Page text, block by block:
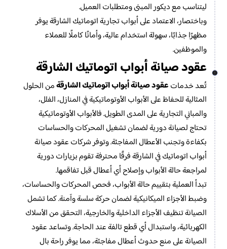
ليتناسب مع ديكور المبنى ومتطلبات العميل.
وباختصار، الاعتماد على أبواب تجارية اتوماتيك الشارقة يوفر
مظهرًا جذابًا، سهولة استخدام عالية، وأمانًا كاملًا للعملاء
والموظفين.
عقود صيانة أبواب اتوماتيك الشارقة
تُعد خدماتعقود صيانة أبواب اتوماتيك الشارقةمن الحلول
المثالية للحفاظ على الأبواب الأوتوماتيكية في المنازل، الفلل،
والمباني التجارية على المدى الطويل. فالأبواب الأوتوماتيكية
تحتاج لصيانة دورية لضمان تشغيل المحركات والحساسات
بكفاءة وتجنب الأعطال المفاجئة. وتوفر شركات عقود صيانة
أبواب اتوماتيك في الشارقة فرقًا محترفة تقوم بزيارات دورية
لمراجعة حالة الأبواب وإصلاح أي أعطال قبل تفاقمها.
تبدأ العملية بتقييم حالة الأبواب، فحص المحركات والحساسات،
وضبط الأجزاء الميكانيكية لضمان حركة سلسة وآمنة. كما تشمل
الصيانة تنظيف الأجزاء الداخلية والخارجية، التحقق من الأسلاك
الكهربائية، واستبدال أي قطع تالفة عند الحاجة. وتساعد عقود
الصيانة على منع حدوث أعطال مفاجئة، مما يوفر راحة بال